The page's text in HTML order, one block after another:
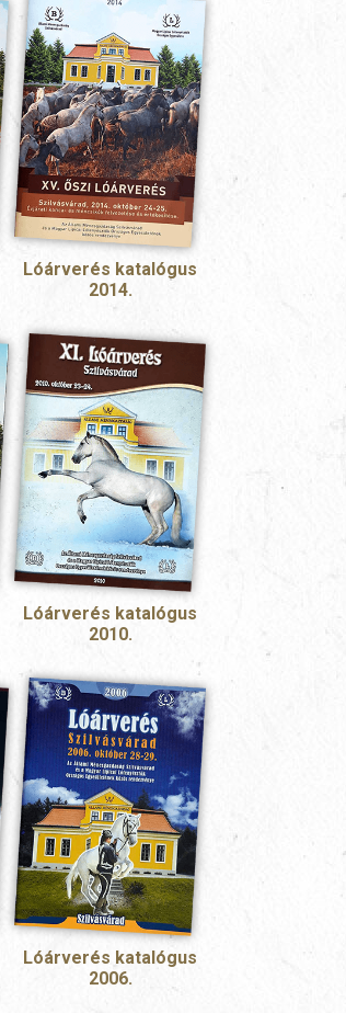
Lóárverés katalógus
2014.
Lóárverés katalógus
2010.
Lóárverés katalógus
2006.